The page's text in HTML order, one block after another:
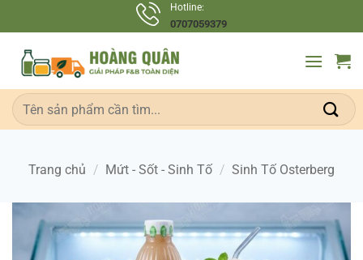
qua
dung
Hotline:
0707059379
Tìm
kiếm:
Trang chủ / Mứt - Sốt - Sinh Tố / Sinh Tố Osterberg